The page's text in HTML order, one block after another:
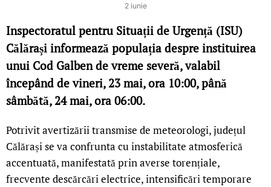
2 iunie
Inspectoratul pentru Situații de Urgență (ISU)
Călărași informează populația despre instituirea
unui Cod Galben de vreme severă, valabil
începând de vineri, 23 mai, ora 10:00, până
sâmbătă, 24 mai, ora 06:00.
Potrivit avertizării transmise de meteorologi, județul
Călărași se va confrunta cu instabilitate atmosferică
accentuată, manifestată prin averse torențiale,
frecvente descărcări electrice, intensificări temporare